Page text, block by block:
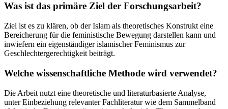
Was ist das primäre Ziel der Forschungsarbeit?
Ziel ist es zu klären, ob der Islam als theoretisches Konstrukt eine
Bereicherung für die feministische Bewegung darstellen kann und
inwiefern ein eigenständiger islamischer Feminismus zur
Geschlechtergerechtigkeit beiträgt.
Welche wissenschaftliche Methode wird verwendet?
Die Arbeit nutzt eine theoretische und literaturbasierte Analyse,
unter Einbeziehung relevanter Fachliteratur wie dem Sammelband